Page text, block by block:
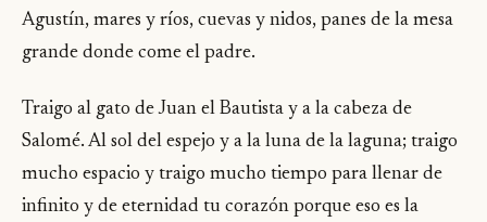
Agustín, mares y ríos, cuevas y nidos, panes de la mesa
grande donde come el padre.
Traigo al gato de Juan el Bautista y a la cabeza de
Salomé. Al sol del espejo y a la luna de la laguna; traigo
mucho espacio y traigo mucho tiempo para llenar de
infinito y de eternidad tu corazón porque eso es la